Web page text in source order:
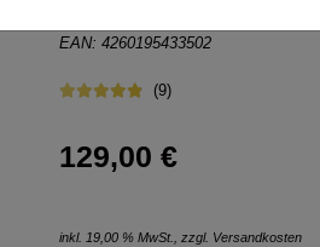
EAN: 4260195433502
(9)
129,00 €
inkl. 19,00 % MwSt., zzgl. Versandkosten